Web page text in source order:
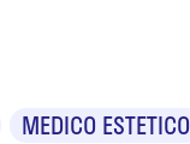
MEDICO ESTETICO